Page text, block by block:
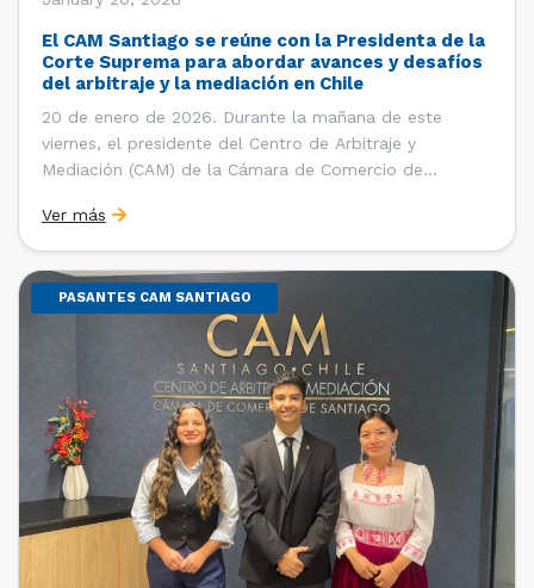
El CAM Santiago se reúne con la Presidenta de la
Corte Suprema para abordar avances y desafíos
del arbitraje y la mediación en Chile
20 de enero de 2026. Durante la mañana de este
viernes, el presidente del Centro de Arbitraje y
Mediación (CAM) de la Cámara de Comercio de
del CAM Santiago, Ximena Vial; y el gerente general de
la CCS, Carlos Soublette, sostuvieron un encuentro […]
Ver más
PASANTES CAM SANTIAGO